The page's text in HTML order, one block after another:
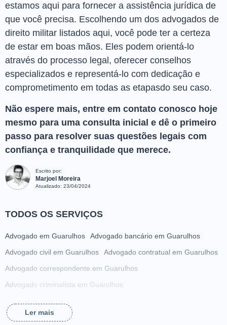
estamos aqui para fornecer a assistência jurídica de
que você precisa. Escolhendo um dos advogados de
direito militar listados aqui, você pode ter a certeza
de estar em boas mãos. Eles podem orientá-lo
através do processo legal, oferecer conselhos
especializados e representá-lo com dedicação e
comprometimento em todas as etapasdo seu caso.
Não espere mais, entre em contato conosco hoje
mesmo para uma consulta inicial e dê o primeiro
passo para resolver suas questões legais com
confiança e tranquilidade que merece.
Escrito por:
Marjoel Moreira
Atualizado: 23/04/2024
TODOS OS SERVIÇOS
Advogado em Guarulhos
Advogado bancário em Guarulhos
Advogado civil em Guarulhos
Advogado contratual em Guarulhos
Advogado correspondente em Guarulhos
Advogado criminalista em Guarulhos
Advogado de acidente de trabalho em Guarulhos
Ler mais